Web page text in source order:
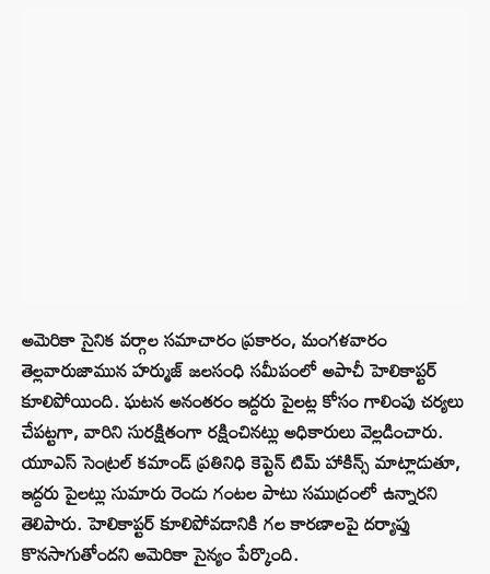
అమెరికా సైనిక వర్గాల సమాచారం ప్రకారం, మంగళవారం
తెల్లవారుజామున హర్ముజ్ జలసంధి సమీపంలో అపాచీ హెలికాప్టర్
కూలిపోయింది. ఘటన అనంతరం ఇద్దరు పైలట్ల కోసం గాలింపు చర్యలు
చేపట్టగా, వారిని సురక్షితంగా రక్షించినట్లు అధికారులు వెల్లడించారు.
యూఎస్ సెంట్రల్ కమాండ్ ప్రతినిధి కెప్టెన్ టిమ్ హాకిన్స్ మాట్లాడుతూ,
ఇద్దరు పైలట్లు సుమారు రెండు గంటల పాటు సముద్రంలో ఉన్నారని
తెలిపారు. హెలికాప్టర్ కూలిపోవడానికి గల కారణాలపై దర్యాప్తు
కొనసాగుతోందని అమెరికా సైన్యం పేర్కొంది.